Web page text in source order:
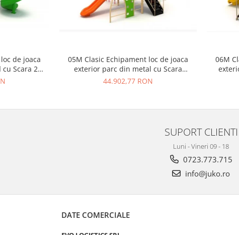
de joaca
Scara 2
05M Clasic Echipament loc de joaca
exterior parc din metal cu Scara
Tobogan si Cataratoare
44.902,77 RON
06M
SUPORT CLIENTI
Luni - Vineri 09 - 18
0723.773.715
info@juko.ro
DATE COMERCIALE